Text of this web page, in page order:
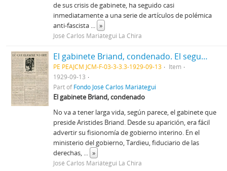
de sus crisis de gabinete, ha seguido casi
inmediatamente a una serie de artículos de polémica
anti-fascista ... »
José Carlos Mariátegui La Chira
El gabinete Briand, condenado. El segundo Congreso Mundial de la Liga contra el Imperialismo. La amenaza guerrera en la Manchuria [Recorte de Prensa]
PE PEAJCM JCM-F-03-3-3.3-1929-09-13
Item
1929-09-13
Part ofFondo José Carlos Mariátegui
El gabinete Briand, condenado
No va a tener larga vida, según parece, el gabinete que
preside Aristides Briand. Desde su aparición, era fácil
advertir su fisionomía de gobierno interino. En el
ministerio del gobierno, Tardieu, fiduciario de las
derechas, ... »
José Carlos Mariátegui La Chira